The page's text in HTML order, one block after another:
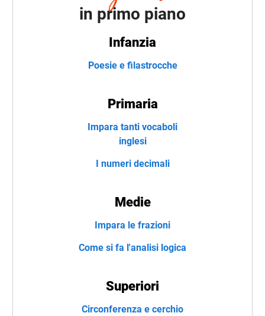
in primo piano
Infanzia
Poesie e filastrocche
Primaria
Impara tanti vocaboli
inglesi
I numeri decimali
Medie
Impara le frazioni
Come si fa l'analisi logica
Superiori
Circonferenza e cerchio